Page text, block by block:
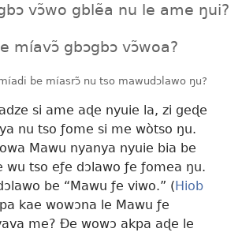
vɔ̃wo gblẽa nu le ame ŋui?
míavɔ̃ gbɔgbɔ vɔ̃woa?
be míasrɔ̃ nu tso mawudɔlawo ŋu?
si ame aɖe nyuie la, zi geɖe
nu tso ƒome si me wòtso ŋu.
Mawu nyanya nyuie bia be
tso eƒe dɔlawo ƒe ƒomea ŋu.
be “Mawu ƒe viwo.” (Hiob
kae wowɔna le Mawu ƒe
me? Ðe wowɔ akpa aɖe le